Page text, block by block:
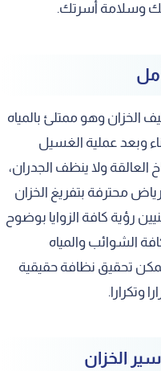
وسلامة أسرتك.
الخزان وهو ممتلئ بالمياه
وبعد عملية الغسيل
ولا ينظف الجدران،
محترفة بتفريغ الخزان
رؤية كافة الزوايا بوضوح
الشوائب والمياه
يمكن تحقيق نظافة حقيقية
وتكرارا.
الخزان